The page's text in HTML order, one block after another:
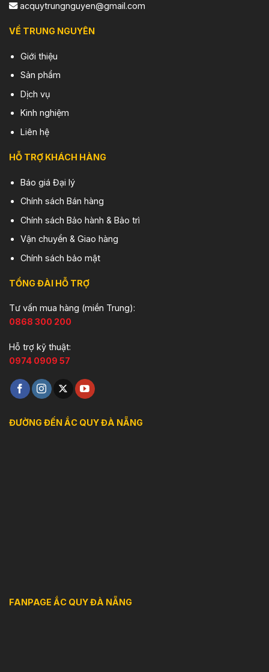
acquytrungnguyen@gmail.com
VỀ TRUNG NGUYÊN
Giới thiệu
Sản phẩm
Dịch vụ
Kinh nghiệm
Liên hệ
HỖ TRỢ KHÁCH HÀNG
Báo giá Đại lý
Chính sách Bán hàng
Chính sách Bảo hành & Bảo trì
Vận chuyển & Giao hàng
Chính sách bảo mật
TỔNG ĐÀI HỖ TRỢ
Tư vấn mua hàng (miền Trung):
0868 300 200
Hỗ trợ kỹ thuật:
0974 0909 57
ĐƯỜNG ĐẾN ẮC QUY ĐÀ NẴNG
FANPAGE ẮC QUY ĐÀ NẴNG